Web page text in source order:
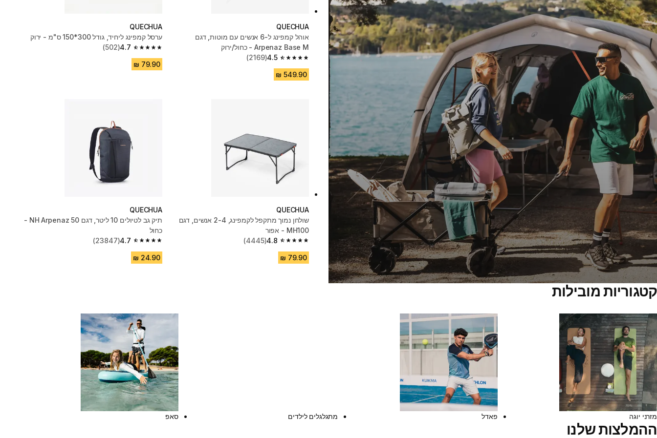
QUECHUA
אוהל קמפינג ל-6 אנשים עם מוטות, דגם
Arpenaz Base M - כחול/ירוק
4.5
4.5 out of 5 stars from 2169 reviews
(2169)
QUECHUA
ערסל קמפינג ליחיד, ‏גודל 300*‏150 ס"מ - ירוק
4.7
4.7 out of 5 stars from 502 reviews
(502)
QUECHUA
שולחן נמוך מתקפל לקמפינג, 2-4 אנשים, דגם
MH100 - אפור
4.8
(4445)
QUECHUA
תיק גב לטיולים 10 ליטר, דגם‏ NH Arpenaz 50 -
כחול
4.7
(23847)
קטגוריות מובילות
מזרני יוגה פאדל מתגלגלים לילדים סאפ
ההמלצות שלנו